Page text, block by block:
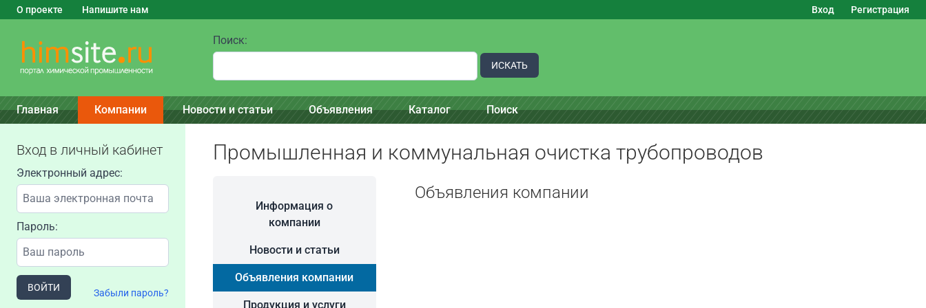
О проекте Напишите нам Вход Регистрация
Поиск:
ИСКАТЬ
Главная Компании Новости и статьи Объявления Каталог Поиск
Вход в личный кабинет
Электронный адрес:
Пароль:
ВОЙТИ Забыли пароль?
Промышленная и коммунальная очистка трубопроводов
Информация о
компании
Новости и статьи
Объявления компании
Продукция и услуги
Объявления компании